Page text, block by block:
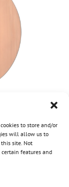
to store and/or
will allow us to
this site. Not
features and